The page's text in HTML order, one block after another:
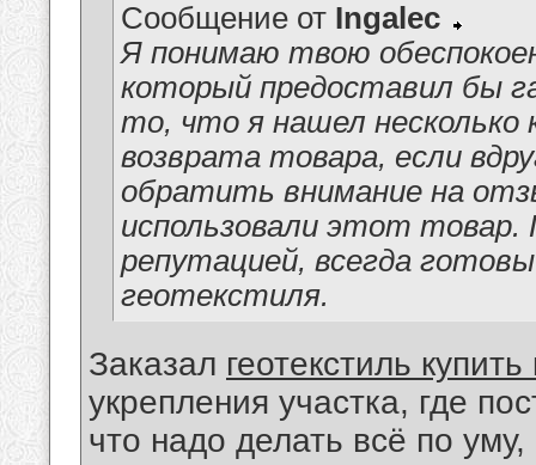
Сообщение от Ingalec
Я понимаю твою
который предоставил бы
то, что я нашел несколько
возврата товара, если
обратить внимание на
использовали этот
репутацией, всегда
геотекстиля.
Заказал геотекстиль купить
укрепления участка, где
что надо делать всё по